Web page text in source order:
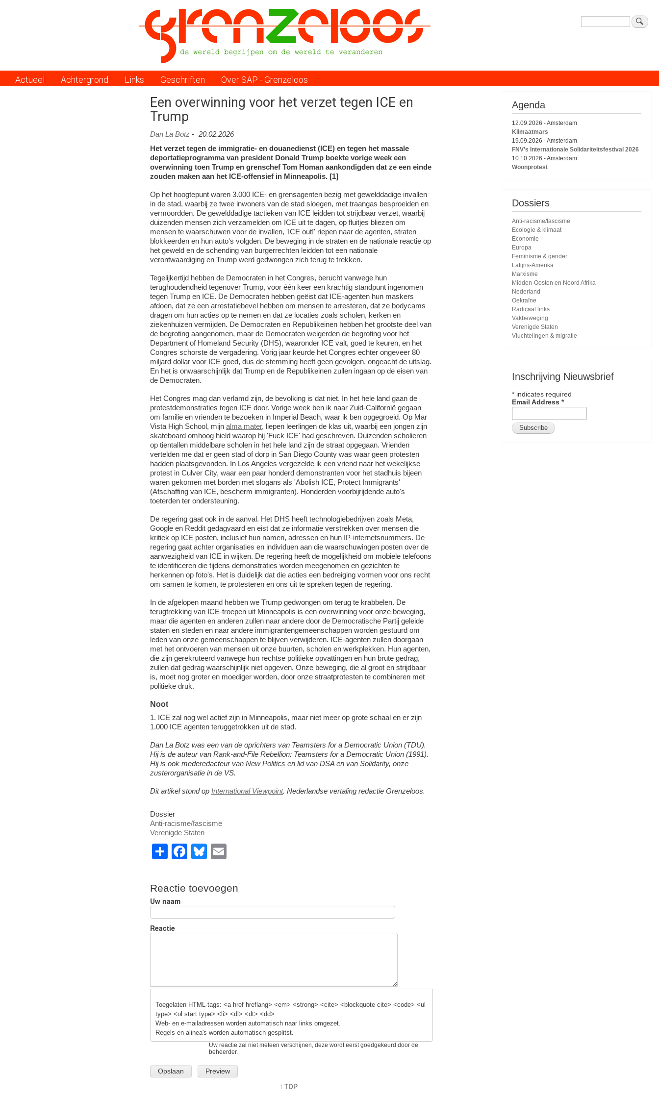
naar
inhoud
Zoeken
MenuActueel Achtergrond Links Geschriften Over SAP - Grenzeloos
Een overwinning voor het verzet tegen ICE en
Trump
Dan La Botz- 20.02.2026
Het verzet tegen de immigratie- en douanedienst (ICE) en tegen het massale
deportatieprogramma van president Donald Trump boekte vorige week een
overwinning toen Trump en grenschef Tom Homan aankondigden dat ze een einde
zouden maken aan het ICE-offensief in Minneapolis. [1]
Op het hoogtepunt waren 3.000 ICE- en grensagenten bezig met gewelddadige invallen
in de stad, waarbij ze twee inwoners van de stad sloegen, met traangas besproeiden en
vermoordden. De gewelddadige tactieken van ICE leidden tot strijdbaar verzet, waarbij
duizenden mensen zich verzamelden om ICE uit te dagen, op fluitjes bliezen om
mensen te waarschuwen voor de invallen, 'ICE out!' riepen naar de agenten, straten
blokkeerden en hun auto's volgden. De beweging in de straten en de nationale reactie op
het geweld en de schending van burgerrechten leidden tot een nationale
verontwaardiging en Trump werd gedwongen zich terug te trekken.
Tegelijkertijd hebben de Democraten in het Congres, berucht vanwege hun
terughoudendheid tegenover Trump, voor één keer een krachtig standpunt ingenomen
tegen Trump en ICE. De Democraten hebben geëist dat ICE-agenten hun maskers
afdoen, dat ze een arrestatiebevel hebben om mensen te arresteren, dat ze bodycams
dragen om hun acties op te nemen en dat ze locaties zoals scholen, kerken en
ziekenhuizen vermijden. De Democraten en Republikeinen hebben het grootste deel van
de begroting aangenomen, maar de Democraten weigerden de begroting voor het
Department of Homeland Security (DHS), waaronder ICE valt, goed te keuren, en het
Congres schorste de vergadering. Vorig jaar keurde het Congres echter ongeveer 80
miljard dollar voor ICE goed, dus de stemming heeft geen gevolgen, ongeacht de uitslag.
En het is onwaarschijnlijk dat Trump en de Republikeinen zullen ingaan op de eisen van
de Democraten.
Het Congres mag dan verlamd zijn, de bevolking is dat niet. In het hele land gaan de
protestdemonstraties tegen ICE door. Vorige week ben ik naar Zuid-Californië gegaan
om familie en vrienden te bezoeken in Imperial Beach, waar ik ben opgegroeid. Op Mar
Vista High School, mijn alma mater, liepen leerlingen de klas uit, waarbij een jongen zijn
skateboard omhoog hield waarop hij 'Fuck ICE' had geschreven. Duizenden scholieren
op tientallen middelbare scholen in het hele land zijn de straat opgegaan. Vrienden
vertelden me dat er geen stad of dorp in San Diego County was waar geen protesten
hadden plaatsgevonden. In Los Angeles vergezelde ik een vriend naar het wekelijkse
protest in Culver City, waar een paar honderd demonstranten voor het stadhuis bijeen
waren gekomen met borden met slogans als 'Abolish ICE, Protect Immigrants'
(Afschaffing van ICE, bescherm immigranten). Honderden voorbijrijdende auto's
toeterden ter ondersteuning.
De regering gaat ook in de aanval. Het DHS heeft technologiebedrijven zoals Meta,
Google en Reddit gedagvaard en eist dat ze informatie verstrekken over mensen die
kritiek op ICE posten, inclusief hun namen, adressen en hun IP-internetsnummers. De
regering gaat achter organisaties en individuen aan die waarschuwingen posten over de
aanwezigheid van ICE in wijken. De regering heeft de mogelijkheid om mobiele telefoons
te identificeren die tijdens demonstraties worden meegenomen en gezichten te
herkennen op foto's. Het is duidelijk dat die acties een bedreiging vormen voor ons recht
om samen te komen, te protesteren en ons uit te spreken tegen de regering.
In de afgelopen maand hebben we Trump gedwongen om terug te krabbelen. De
terugtrekking van ICE-troepen uit Minneapolis is een overwinning voor onze beweging,
maar die agenten en anderen zullen naar andere door de Democratische Partij geleide
staten en steden en naar andere immigrantengemeenschappen worden gestuurd om
leden van onze gemeenschappen te blijven verwijderen. ICE-agenten zullen doorgaan
met het ontvoeren van mensen uit onze buurten, scholen en werkplekken. Hun agenten,
die zijn gerekruteerd vanwege hun rechtse politieke opvattingen en hun brute gedrag,
zullen dat gedrag waarschijnlijk niet opgeven. Onze beweging, die al groot en strijdbaar
is, moet nog groter en moediger worden, door onze straatprotesten te combineren met
politieke druk.
Noot
1. ICE zal nog wel actief zijn in Minneapolis, maar niet meer op grote schaal en er zijn
1.000 ICE agenten teruggetrokken uit de stad.
Dan La Botz was een van de oprichters van Teamsters for a Democratic Union (TDU).
Hij is de auteur van Rank-and-File Rebellion: Teamsters for a Democratic Union (1991).
Hij is ook mederedacteur van New Politics en lid van DSA en van Solidarity, onze
zusterorganisatie in de VS.
Dit artikel stond op International Viewpoint. Nederlandse vertaling redactie Grenzeloos.
Dossier
Anti-racisme/fascisme
Verenigde Staten
S
ar
e
F
c
e
o
Bl
sk
E
Reactie toevoegen
Uw naam
Reactie
Toegelaten HTML-tags: <a href hreflang> <em> <strong> <cite> <blockquote cite> <code> <ul
type> <ol start type> <li> <dl> <dt> <dd>
Web- en e-mailadressen worden automatisch naar links omgezet.
Regels en alinea's worden automatisch gesplitst.
Uw reactie zal niet meteen verschijnen, deze wordt eerst goedgekeurd door de
beheerder.
Agenda
12.09.2026 -Amsterdam
Klimaatmars
19.09.2026 -Amsterdam
FNV’s Internationale Solidariteitsfestival 2026
10.10.2026 -Amsterdam
Woonprotest
Dossiers
Anti-racisme/fascisme
Ecologie & klimaat
Economie
Europa
Feminisme & gender
Latijns-Amerika
Marxisme
Midden-Oosten en Noord Afrika
Nederland
Oekraïne
Radicaal links
Vakbeweging
Verenigde Staten
Vluchtelingen & migratie
Inschrijving Nieuwsbrief
* indicates required
Email Address *
↑ TOP